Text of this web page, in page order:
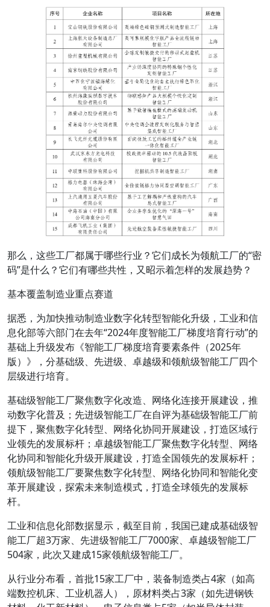
那么，这些工厂都属于哪些行业？它们成长为领航工厂的“密
码”是什么？它们有哪些共性，又昭示着怎样的发展趋势？
基本覆盖制造业重点赛道
据悉，为加快推动制造业数字化转型智能化升级，工业和信
息化部等六部门在去年“2024年度智能工厂梯度培育行动”的
基础上升级发布《智能工厂梯度培育要素条件（2025年
版）》，分基础级、先进级、卓越级和领航级智能工厂四个
层级进行培育。
基础级智能工厂聚焦数字化改造、网络化连接开展建设，推
动数字化普及；先进级智能工厂在自评为基础级智能工厂前
提下，聚焦数字化转型、网络化协同开展建设，打造区域行
业领先的发展标杆；卓越级智能工厂聚焦数字化转型、网络
化协同和智能化升级开展建设，打造全国领先的发展标杆；
领航级智能工厂要聚焦数字化转型、网络化协同和智能化变
革开展建设，探索未来制造模式，打造全球领先的发展标
杆。
工业和信息化部数据显示，截至目前，我国已建成基础级智
能工厂超3万家、先进级智能工厂7000家、卓越级智能工厂
504家，此次又建成15家领航级智能工厂。
从行业分布看，首批15家工厂中，装备制造类占4家（如高
端数控机床、工业机器人），原材料类占3家（如先进钢铁